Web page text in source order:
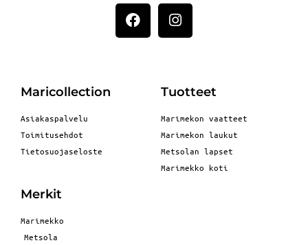
Maricollection
Asiakaspalvelu
Toimitusehdot
Tietosuojaseloste
Tuotteet
Marimekon vaatteet
Marimekon laukut
Metsolan lapset
Marimekko koti
Merkit
Marimekko
Metsola